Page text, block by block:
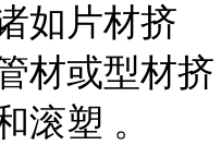
如片材挤
材或型材挤
滚塑 。